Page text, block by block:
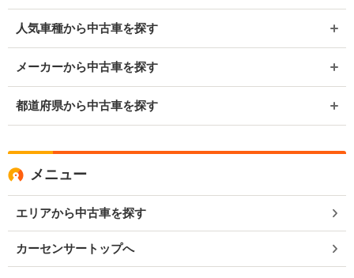
人気車種から中古車を探す
メーカーから中古車を探す
都道府県から中古車を探す
メニュー
エリアから中古車を探す
カーセンサートップへ